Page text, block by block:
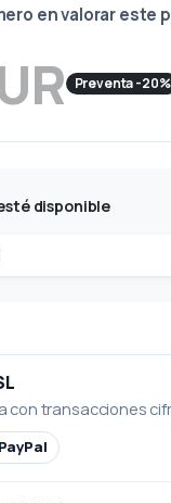
en valorar este
Preventa -20%
disponible
con transacciones